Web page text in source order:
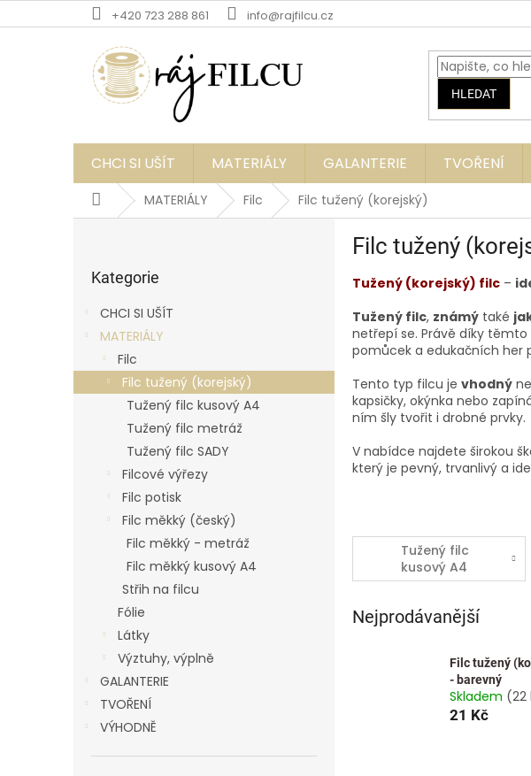
na
+420 723 288 861 info@rajfilcu.cz
HLEDAT
CHCI SI UŠÍT MATERIÁLY GALANTERIE TVOŘENÍ
DomůMATERIÁLY Filc Filc tužený (korejský)
kategorie
Kategorie
CHCI SI UŠÍT
MATERIÁLY
Filc
Filc tužený (korejský)
Tužený filc kusový A4
Tužený filc metráž
Tužený filc SADY
Filcové výřezy
Filc potisk
Filc měkký (český)
Filc měkký - metráž
Filc měkký kusový A4
Střih na filcu
Fólie
Látky
Výztuhy, výplně
GALANTERIE
TVOŘENÍ
VÝHODNĚ
Filc tužený
Tužený (korejský) filc –
Tužený filc, známý také
netřepí se. Právě díky
pomůcek a edukačních her
Tento typ filcu je vhodný
kapsičky, okýnka nebo
ním šly tvořit i drobné prvky.
V nabídce najdete širokou
který je pevný, trvanlivý a
Tužený filc
kusový A4
Nejprodávanější
Filc tužený
- barevný
Skladem (22
21 Kč